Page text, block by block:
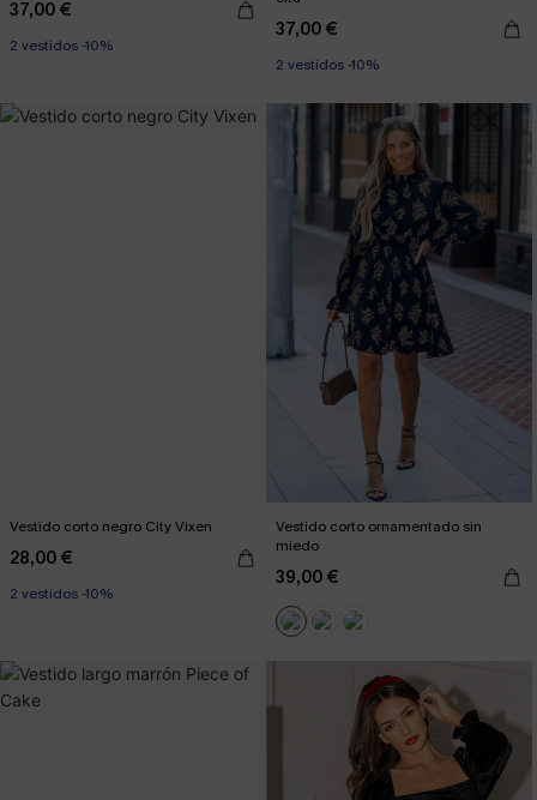
37,00 €
2 vestidos -10%
37,00 €
2 vestidos -10%
Vestido corto negro City Vixen
28,00 €
2 vestidos -10%
Vestido corto ornamentado sin
miedo
39,00 €